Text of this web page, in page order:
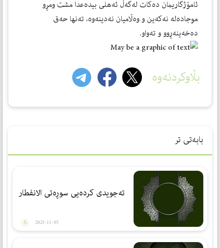
ئامۆژگاریمان دەكات لەگەڵ ئەهلی بیدەعدا مشت ومڕو
موجادەلە نەكەین و وەڵامیان نەدینەوە، تەنها حەق
دەخەینەڕوو و تەواو.
بڵاوکردنەوە
بابەتی تر
تەجویدی كردەیی سوڕەتی الانفطار
2023-11-05